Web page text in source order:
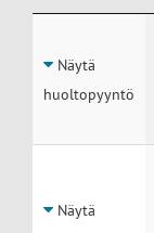
Näytä
huoltopyyntö
Näytä